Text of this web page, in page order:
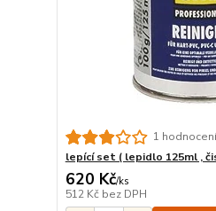
1 hodnocení
lepící set ( lepidlo 125ml ,
620 Kč/ks
512 Kč bez DPH